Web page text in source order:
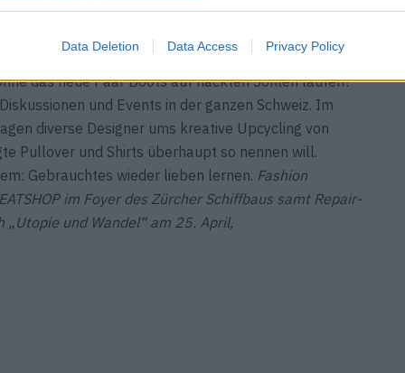
Data Deletion Data Access Privacy Policy
uns zum Zombie. Da tut’s gerade gut, sich während
Fashion Revolution Week hält vom 23. bis 26. April
zu betrachten. Kaufen wir nur um des Kaufens
das neue Paar Boots auf nackten Sohlen laufen?
und Events in der ganzen Schweiz. Im
diverse Designer ums kreative Upcycling von
Pullover und Shirts überhaupt so nennen will.
Gebrauchtes wieder lieben lernen. Fashion
im Foyer des Zürcher Schiffbaus samt Repair-
„Utopie und Wandel“ am 25. April,